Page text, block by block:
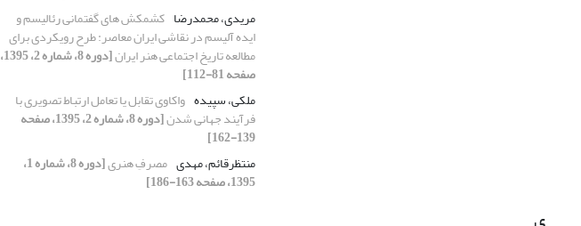
مریدی، محمدرضا کشمکش های گفتمانی رئالیسم و
ایده آلیسم در نقاشی ایران معاصر: طرح رویکردی برای
مطالعه تاریخ اجتماعی هنر ایران [دوره 8، شماره 2، 1395،
صفحه 81-112]
ملکی، سپیده واکاوی تقابل یا تعامل ارتباط تصویری با
فرآیند جهانی شدن [دوره 8، شماره 2، 1395، صفحه
139-162]
منتظرقائم، مهدی مصرفِ هنری [دوره 8، شماره 1،
1395، صفحه 163-186]